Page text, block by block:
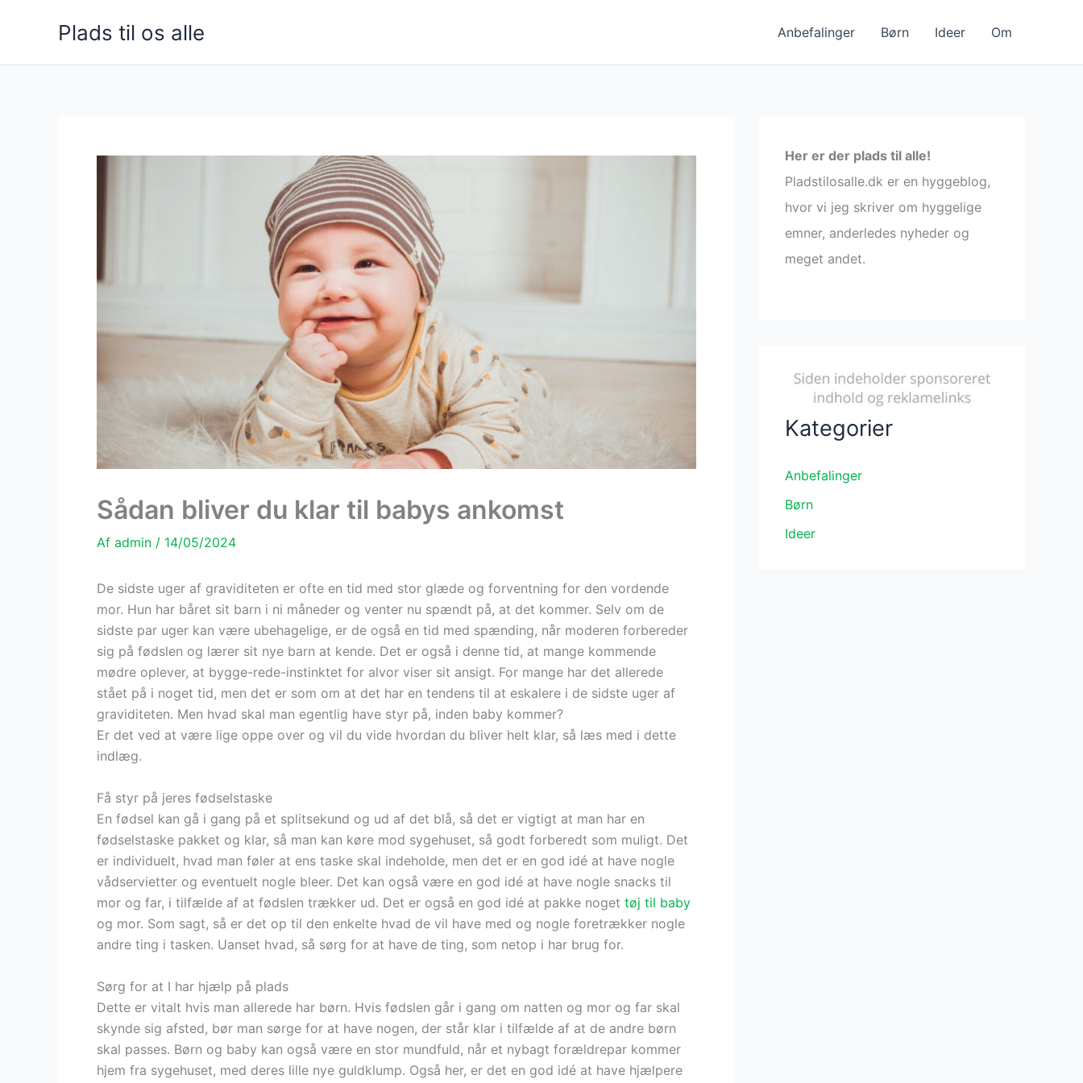
Plads til os alle Anbefalinger Børn Ideer Om
Sådan bliver du klar til babys ankomst
Af admin / 14/05/2024
De sidste uger af graviditeten er ofte en tid med stor glæde og forventning for den vordende
mor. Hun har båret sit barn i ni måneder og venter nu spændt på, at det kommer. Selv om de
sidste par uger kan være ubehagelige, er de også en tid med spænding, når moderen forbereder
sig på fødslen og lærer sit nye barn at kende. Det er også i denne tid, at mange kommende
mødre oplever, at bygge-rede-instinktet for alvor viser sit ansigt. For mange har det allerede
stået på i noget tid, men det er som om at det har en tendens til at eskalere i de sidste uger af
graviditeten. Men hvad skal man egentlig have styr på, inden baby kommer?
Er det ved at være lige oppe over og vil du vide hvordan du bliver helt klar, så læs med i dette
indlæg.
Få styr på jeres fødselstaske
En fødsel kan gå i gang på et splitsekund og ud af det blå, så det er vigtigt at man har en
fødselstaske pakket og klar, så man kan køre mod sygehuset, så godt forberedt som muligt. Det
er individuelt, hvad man føler at ens taske skal indeholde, men det er en god idé at have nogle
vådservietter og eventuelt nogle bleer. Det kan også være en god idé at have nogle snacks til
mor og far, i tilfælde af at fødslen trækker ud. Det er også en god idé at pakke noget tøj til baby
og mor. Som sagt, så er det op til den enkelte hvad de vil have med og nogle foretrækker nogle
andre ting i tasken. Uanset hvad, så sørg for at have de ting, som netop i har brug for.
Sørg for at I har hjælp på plads
Dette er vitalt hvis man allerede har børn. Hvis fødslen går i gang om natten og mor og far skal
skynde sig afsted, bør man sørge for at have nogen, der står klar i tilfælde af at de andre børn
skal passes. Børn og baby kan også være en stor mundfuld, når et nybagt forældrepar kommer
hjem fra sygehuset, med deres lille nye guldklump. Også her, er det en god idé at have hjælpere
Her er der plads til alle!
Pladstilosalle.dk er en hyggeblog,
hvor vi jeg skriver om hyggelige
emner, anderledes nyheder og
meget andet.
Kategorier
Anbefalinger
Børn
Ideer